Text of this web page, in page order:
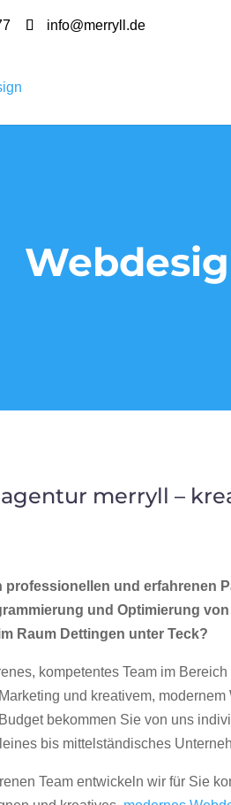
info@merryll.de
merryll –
professionellen und erfahrenen
und Optimierung
Raum Dettingen unter Teck?
kompetentes Team im Bereich
und kreativem, modernem
bekommen Sie von uns
bis mittelständisches
Team entwickeln wir für Sie